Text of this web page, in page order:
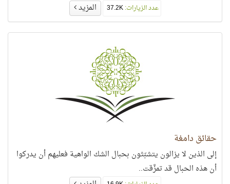
عدد الزيارات:37.2K المزيد
حقائق دامغة
إلى الذين لا يزالون يتشبّثون بحبال الشك الواهية فعليهم أن يدركوا
أن هذه الحبال قد تمزَّقت..